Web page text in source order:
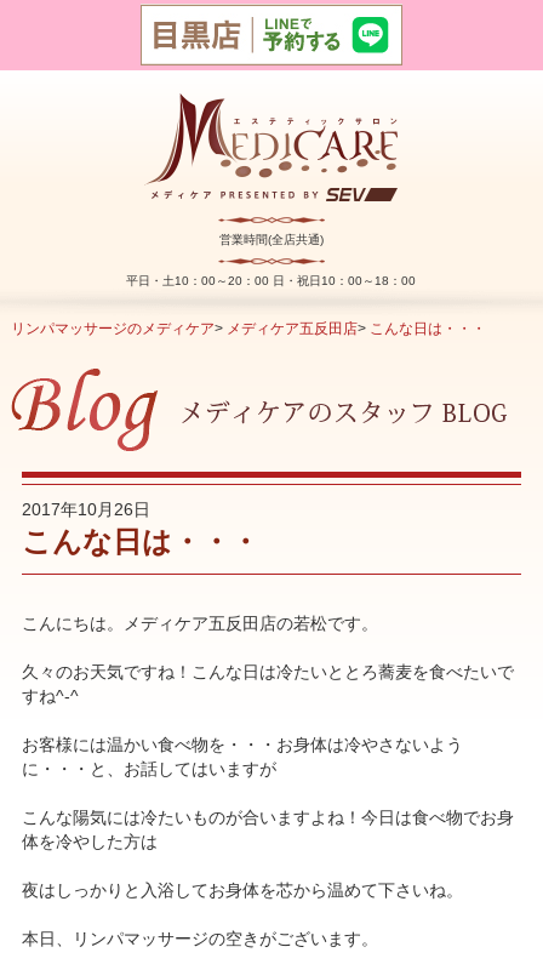
営業時間(全店共通)
平日・土10：00～20：00 日・祝日10：00～18：00
リンパマッサージのメディケア> メディケア五反田店> こんな日は・・・
2017年10月26日
こんな日は・・・
こんにちは。メディケア五反田店の若松です。
久々のお天気ですね！こんな日は冷たいととろ蕎麦を食べたいで
すね^-^
お客様には温かい食べ物を・・・お身体は冷やさないよう
に・・・と、お話してはいますが
こんな陽気には冷たいものが合いますよね！今日は食べ物でお身
体を冷やした方は
夜はしっかりと入浴してお身体を芯から温めて下さいね。
本日、リンパマッサージの空きがございます。